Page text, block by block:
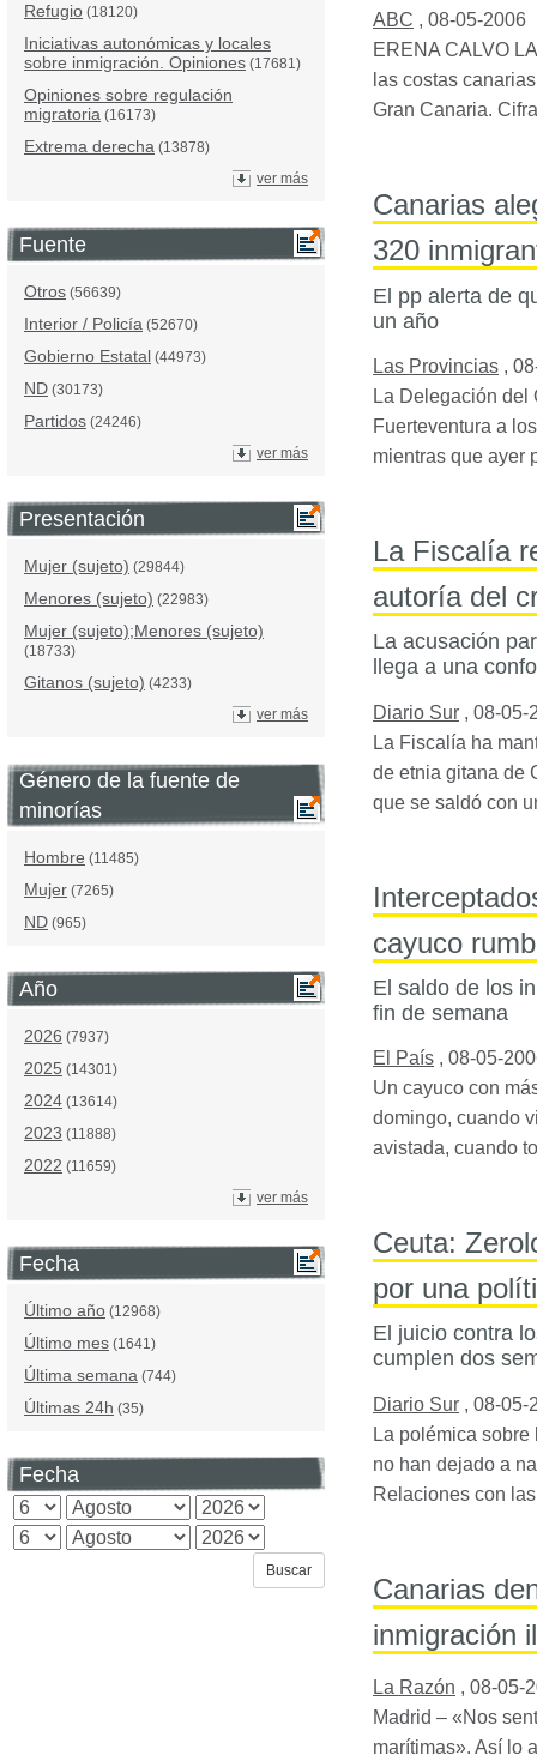
Refugio (18120)
Iniciativas autonómicas y locales
sobre inmigración. Opiniones (17681)
Opiniones sobre regulación
migratoria (16173)
Extrema derecha (13878)
ver más
Fuente
Otros (56639)
Interior / Policía (52670)
Gobierno Estatal (44973)
ND (30173)
Partidos (24246)
ver más
Presentación
Mujer (sujeto) (29844)
Menores (sujeto) (22983)
Mujer (sujeto);Menores (sujeto)
(18733)
Gitanos (sujeto) (4233)
ver más
Género de la fuente de
minorías
Hombre (11485)
Mujer (7265)
ND (965)
Año
2026 (7937)
2025 (14301)
2024 (13614)
2023 (11888)
2022 (11659)
ver más
Fecha
Último año (12968)
Último mes (1641)
Última semana (744)
Últimas 24h (35)
Fecha
ABC , 08-05-2006
ERENA CALVO
las costas
Gran Canaria.
Canarias
320
El pp alerta de
un año
Las Provincias ,
La Delegación del
Fuerteventura a
mientras que ayer
La Fiscalía
autoría del
La acusación
llega a una
Diario Sur , 08-05-
La Fiscalía ha
de etnia gitana de
que se saldó con
cayuco
El saldo de los
fin de semana
El País , 08-05-
Un cayuco con
domingo, cuando
avistada, cuando
Ceuta:
por una
El juicio contra
cumplen dos
Diario Sur , 08-05-
La polémica
no han dejado a
Relaciones con
Canarias
inmigración
La Razón , 08-05-
Madrid – «Nos
marítimas». Así lo